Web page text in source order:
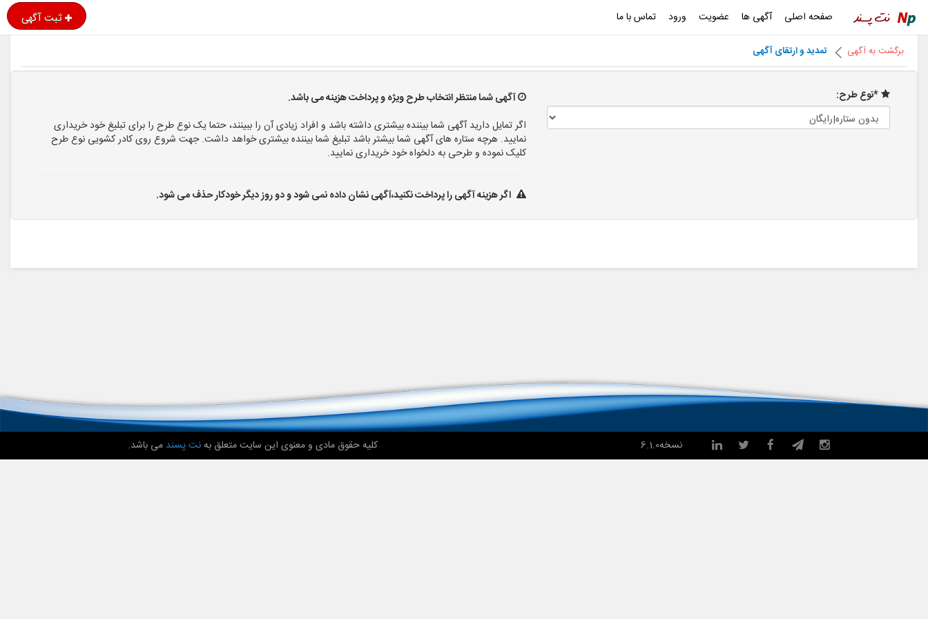
صفحه اصلی آگهی ها عضویت ورود تماس با ما ثبت آگهی
برگشت به آگهی تمدید و ارتقای آگهی
*نوع طرح:
آگهی شما منتظر انتخاب طرح ویژه و پرداخت هزینه می باشد.
اگر تمایل دارید آگهی شما بیننده بیشتری داشته باشد و افراد زیادی آن را ببینند، حتما یک نوع طرح را برای تبلیغ خود خریداری
نمایید. هرچه ستاره های آگهی شما بیشتر باشد تبلیغ شما بیننده بیشتری خواهد داشت. جهت شروع روی کادر کشویی نوع طرح
کلیک نموده و طرحی به دلخواه خود خریداری نمایید.
اگر هزینه آگهی را پرداخت نکنید،آگهی نشان داده نمی شود و دو روز دیگر خودکار حذف می شود.
کلیه حقوق مادی و معنوی این سایت متعلق بهنت پسندمی باشد. نسخه6.1.0